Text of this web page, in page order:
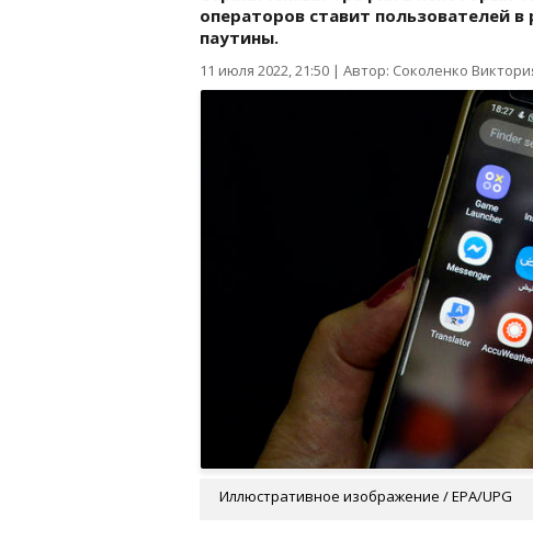
операторов ставит пользователей
паутины.
11 июля 2022, 21:50 | Автор: Соколенко
Иллюстративное изображение / EPA/UPG